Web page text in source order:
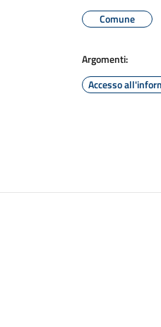
Comune
Argomenti:
Accesso